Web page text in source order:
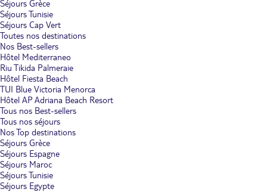
Séjours Grèce
Séjours Tunisie
Séjours Cap Vert
Toutes nos destinations
Nos Best-sellers
Hôtel Mediterraneo
Riu Tikida Palmeraie
Hôtel Fiesta Beach
TUI Blue Victoria Menorca
Hôtel AP Adriana Beach Resort
Tous nos Best-sellers
Tous nos séjours
Nos Top destinations
Séjours Grèce
Séjours Espagne
Séjours Maroc
Séjours Tunisie
Séjours Egypte